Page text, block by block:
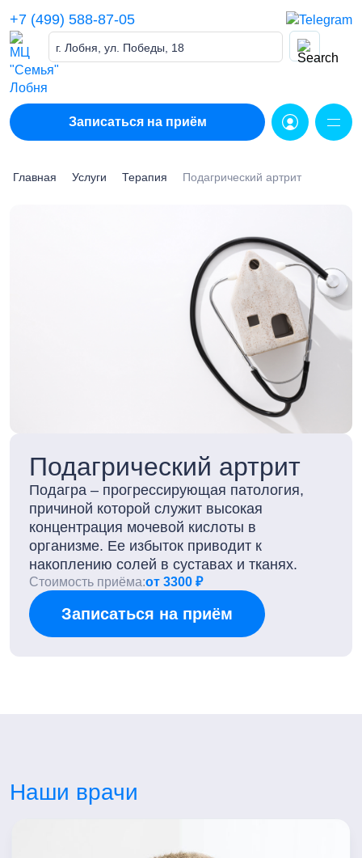
content
+7 (499) 588-87-05
г. Лобня, ул. Победы, 18
Записаться на приём
Главная Услуги Терапия Подагрический артрит
Подагрический артрит
Подагра – прогрессирующая патология,
причиной которой служит высокая
концентрация мочевой кислоты в
организме. Ее избыток приводит к
накоплению солей в суставах и тканях.
Стоимость приёма:от 3300 ₽
Записаться на приём
Наши врачи